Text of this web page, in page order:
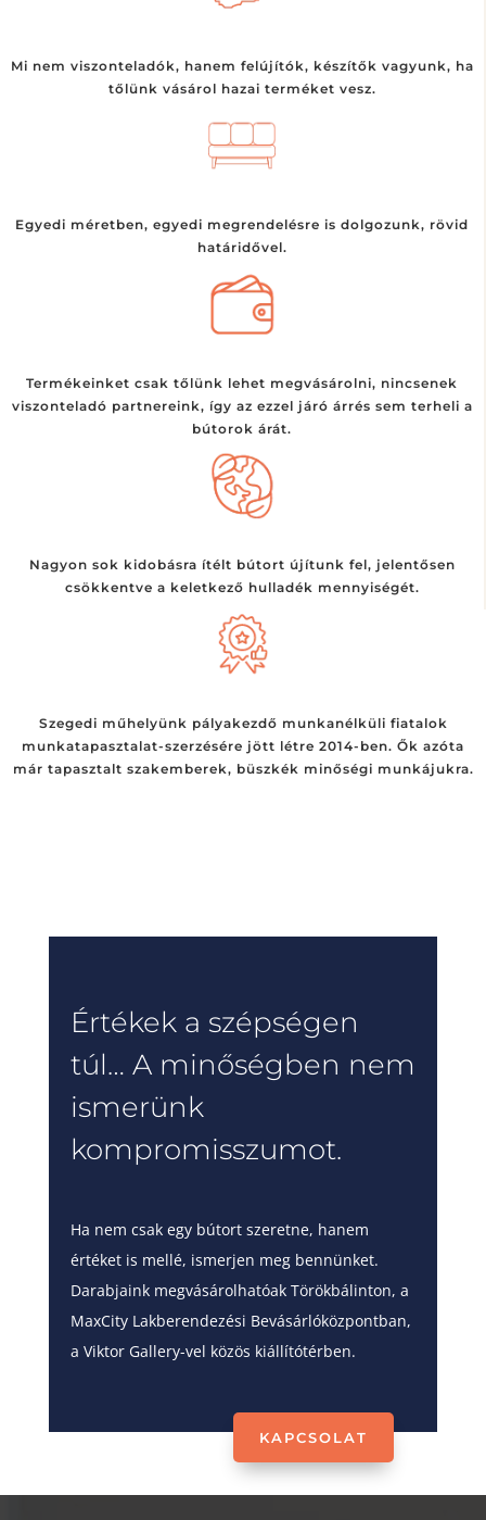
Mi nem viszonteladók, hanem felújítók, készítők vagyunk, ha
tőlünk vásárol hazai terméket vesz.
Egyedi méretben, egyedi megrendelésre is dolgozunk, rövid
határidővel.
Termékeinket csak tőlünk lehet megvásárolni, nincsenek
viszonteladó partnereink, így az ezzel járó árrés sem terheli a
bútorok árát.
Nagyon sok kidobásra ítélt bútort újítunk fel, jelentősen
csökkentve a keletkező hulladék mennyiségét.
Szegedi műhelyünk pályakezdő munkanélküli fiatalok
munkatapasztalat-szerzésére jött létre 2014-ben. Ők azóta
már tapasztalt szakemberek, büszkék minőségi munkájukra.
Értékek a szépségen
túl… A minőségben nem
ismerünk
kompromisszumot.
Ha nem csak egy bútort szeretne, hanem
értéket is mellé, ismerjen meg bennünket.
Darabjaink megvásárolhatóak Törökbálinton, a
MaxCity Lakberendezési Bevásárlóközpontban,
a Viktor Gallery-vel közös kiállítótérben.
KAPCSOLAT